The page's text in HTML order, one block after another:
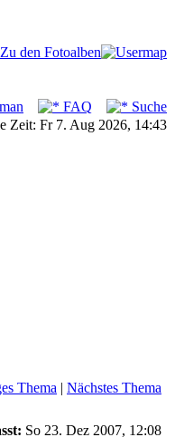
FAQ
Suche
Zeit: Fr 7. Aug 2026, 14:43
Thema | Nächstes Thema
So 23. Dez 2007, 12:08